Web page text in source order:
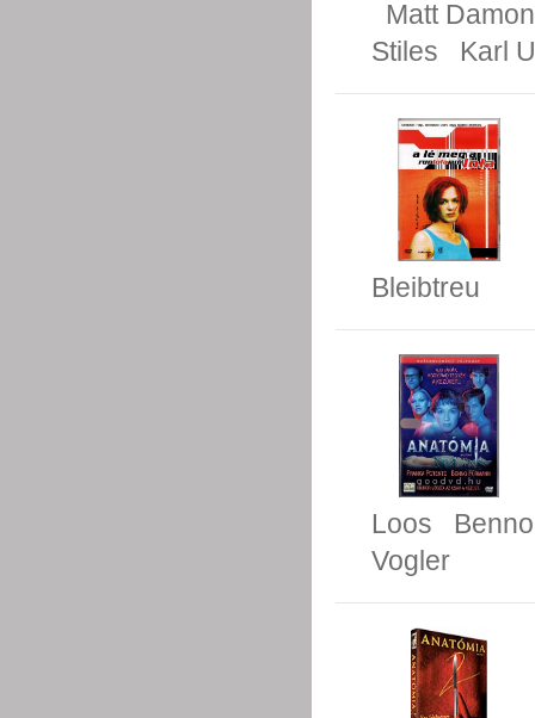
Matt Damon
Stiles
Karl
Bleibtreu
Loos
Vogler